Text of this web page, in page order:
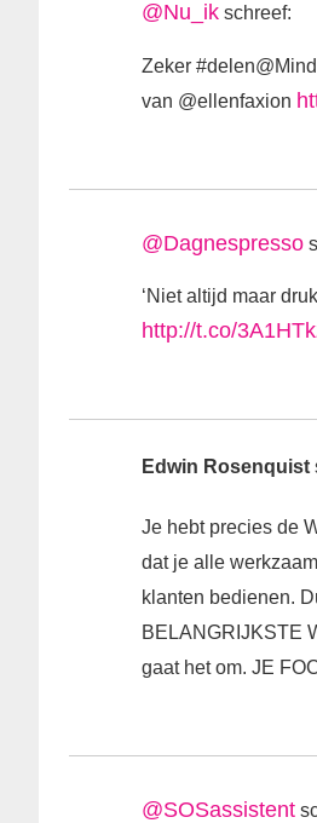
@Nu_ik schreef:
Zeker
van @ellenfaxion
@Dagnespresso
‘Niet altijd maar
http://t.co/
Edwin Rosenquist
Je hebt precies de
dat je alle
klanten bedienen.
BELANGRIJKSTE
gaat het om. JE
@SOSassistent